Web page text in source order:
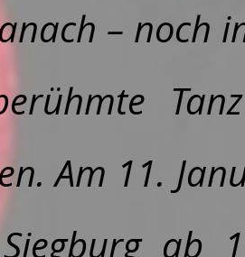
– noch
Am 11.
ab